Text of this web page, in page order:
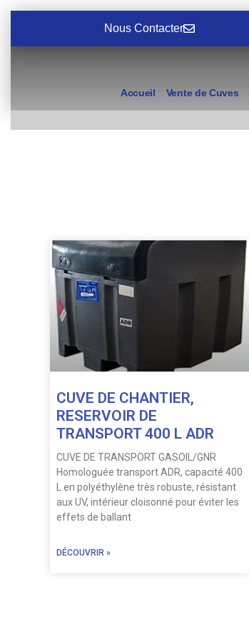
Nous Contacter
Accueil Vente de Cuves
CUVE DE CHANTIER,
RESERVOIR DE
TRANSPORT 400 L ADR
CUVE DE TRANSPORT GASOIL/GNR
Homologuée transport ADR, capacité 400
L en polyéthylène très robuste, résistant
aux UV, intérieur cloisonné pour éviter les
effets de ballant
DÉCOUVRIR »